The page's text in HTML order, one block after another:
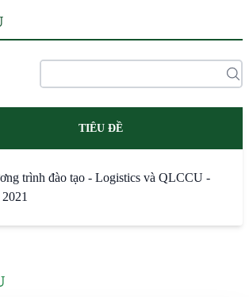
TIÊU ĐỀ
trình đào tạo - Logistics và QLCCU -